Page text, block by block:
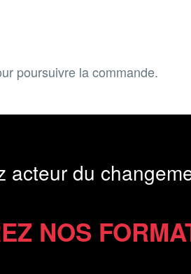
poursuivre la commande.
acteur du
NOS